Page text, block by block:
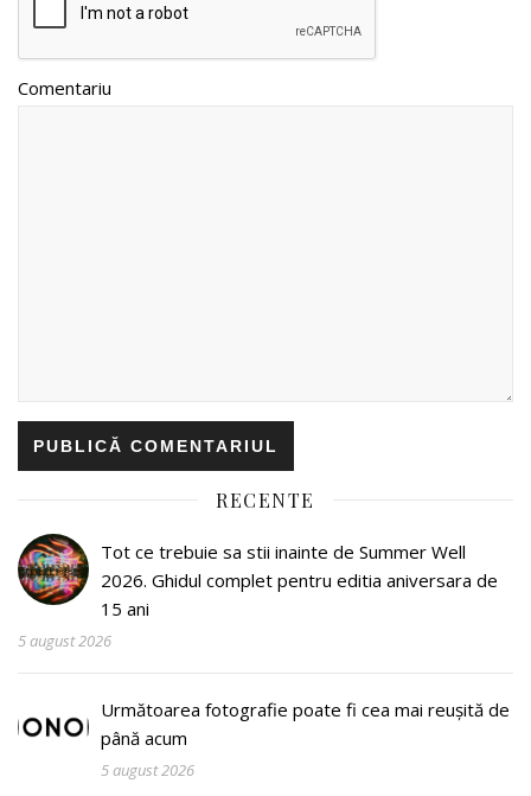
Comentariu
RECENTE
Tot ce trebuie sa stii inainte de Summer Well
2026. Ghidul complet pentru editia aniversara de
15 ani
5 august 2026
Următoarea fotografie poate fi cea mai reușită de
până acum
5 august 2026